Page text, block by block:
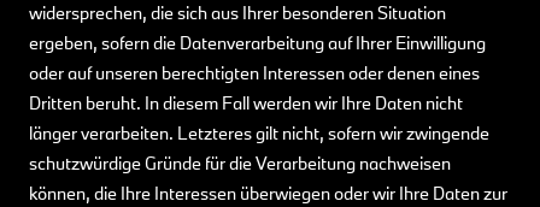
widersprechen, die sich aus Ihrer besonderen Situation
ergeben, sofern die Datenverarbeitung auf Ihrer Einwilligung
oder auf unseren berechtigten Interessen oder denen eines
Dritten beruht. In diesem Fall werden wir Ihre Daten nicht
länger verarbeiten. Letzteres gilt nicht, sofern wir zwingende
schutzwürdige Gründe für die Verarbeitung nachweisen
können, die Ihre Interessen überwiegen oder wir Ihre Daten zur